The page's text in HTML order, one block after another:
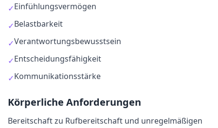
✓Einfühlungsvermögen
✓Belastbarkeit
✓Verantwortungsbewusstsein
✓Entscheidungsfähigkeit
✓Kommunikationsstärke
Körperliche Anforderungen
Bereitschaft zu Rufbereitschaft und unregelmäßigen